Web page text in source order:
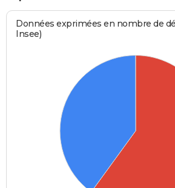
Données exprimées en nombre de
Insee)